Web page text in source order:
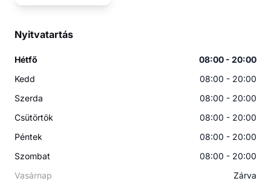
Nyitvatartás
Hétfő
08:00 - 20:00
Kedd
08:00 - 20:00
Szerda
08:00 - 20:00
Csütörtök
08:00 - 20:00
Péntek
08:00 - 20:00
Szombat
08:00 - 20:00
Vasárnap
Zárva